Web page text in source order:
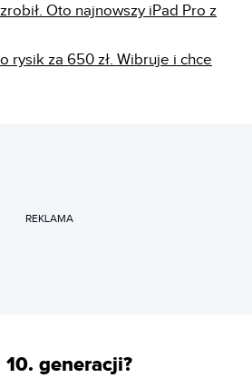
Oto najnowszy iPad Pro z
rysik za 650 zł. Wibruje i chce
REKLAMA
generacji?